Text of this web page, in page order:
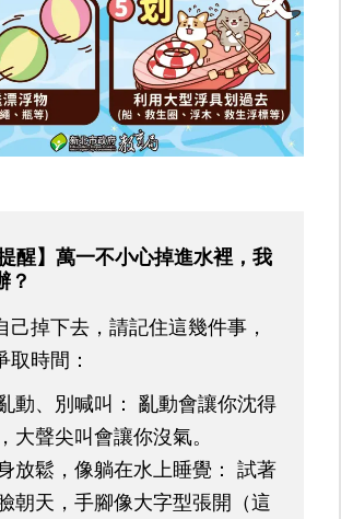
醒】萬一不小心掉進水裡，我
？
己掉下去，請記住這幾件事，
取時間：
動、別喊叫： 亂動會讓你沈得
大聲尖叫會讓你沒氣。
放鬆，像躺在水上睡覺： 試著
朝天，手腳像大字型張開（這